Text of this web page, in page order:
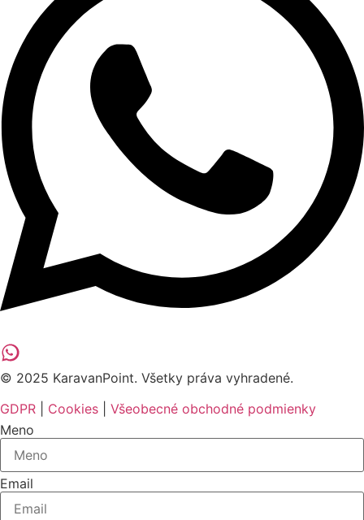
© 2025 KaravanPoint. Všetky práva vyhradené.
GDPR
Cookies
Všeobecné obchodné podmienky
Meno
Email